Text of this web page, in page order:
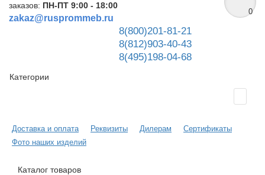
заказов: ПН-ПТ 9:00 - 18:00
zakaz@rusprommeb.ru
8(800)201-81-21
8(812)903-40-43
8(495)198-04-68
0
Категории
Доставка и оплата Реквизиты Дилерам
Сертификаты
Фото наших изделий
Каталог товаров